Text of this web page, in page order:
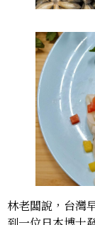
林老闆說，台灣